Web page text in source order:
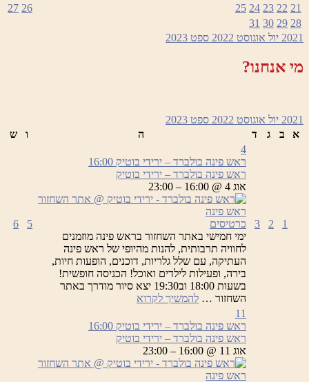
21
22
23
24
25
26
27
28
29
30
31
2021 יול אוגוסט 2022 ספט 2023
מי אנחנו?
2021 יול אוגוסט 2022 ספט 2023
א
ב ג ד ה ו ש
1
2
3
4
ראש פינה בולברד – ירידי בוטיק 16:00
ראש פינה בולברד – ירידי בוטיק
אוג 4 @ 16:00 – 23:00
כרטיסים
ימי חמישי באתר השחזור בראש פינה מוזמנים
לחוויה תרבותית, להנות מהיופי של ראש פינה
העתיקה, עם שלל גלריות, דוכנים, הופעות חיות,
בירה, ופעילות לילדים ואוכל! הכניסה חופשית!
בשעות 18:00 וב19:30 יצא סיור מודרך באתר
השחזור … להמשיך לקרוא
בולברד
–
ירידי
בוטיק
5
6
11
ראש פינה בולברד – ירידי בוטיק 16:00
ראש פינה בולברד – ירידי בוטיק
אוג 11 @ 16:00 – 23:00